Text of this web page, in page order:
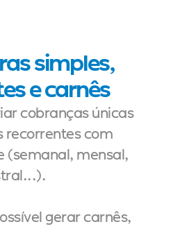
simples,
e carnês
cobranças únicas
recorrentes com
(semanal, mensal,
gerar carnês,